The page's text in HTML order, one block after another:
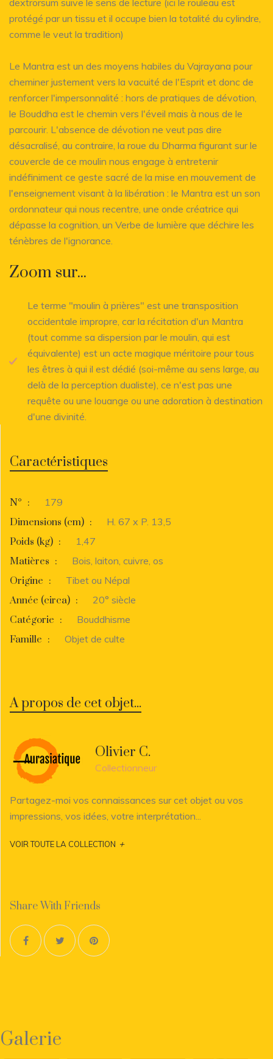
protégé par un tissu et il occupe bien la totalité du cylindre,
comme le veut la tradition)
Le Mantra est un des moyens habiles du Vajrayana pour
cheminer justement vers la vacuité de l'Esprit et donc de
renforcer l'impersonnalité : hors de pratiques de dévotion,
le Bouddha est le chemin vers l'éveil mais à nous de le
parcourir. L'absence de dévotion ne veut pas dire
désacralisé, au contraire, la roue du Dharma figurant sur le
couvercle de ce moulin nous engage à entretenir
indéfiniment ce geste sacré de la mise en mouvement de
l'enseignement visant à la libération : le Mantra est un son
ordonnateur qui nous recentre, une onde créatrice qui
dépasse la cognition, un Verbe de lumière que déchire les
ténèbres de l'ignorance.
Zoom sur...
Le terme "moulin à prières" est une transposition
occidentale impropre, car la récitation d'un Mantra
(tout comme sa dispersion par le moulin, qui est
équivalente) est un acte magique méritoire pour tous
les êtres à qui il est dédié (soi-même au sens large, au
delà de la perception dualiste), ce n'est pas une
requête ou une louange ou une adoration à destination
d'une divinité.
Caractéristiques
N° :
179
Dimensions (cm) :
H. 67 x P. 13,5
Poids (kg) :
1,47
Matières :
Bois, laiton, cuivre, os
Origine :
Tibet ou Népal
Année (circa) :
20° siècle
Catégorie :
Bouddhisme
Famille : Objet de culte
A propos de cet objet...
Olivier C.
Collectionneur
Partagez-moi vos connaissances sur cet objet ou vos
impressions, vos idées, votre interprétation...
VOIR TOUTE LA COLLECTION +
Share With Friends
Galerie